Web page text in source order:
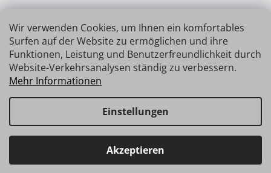
Wir verwenden Cookies, um Ihnen ein komfortables
Surfen auf der Website zu ermöglichen und ihre
Funktionen, Leistung und Benutzerfreundlichkeit durch
Website-Verkehrsanalysen ständig zu verbessern.
Mehr Informationen
Einstellungen
Akzeptieren
Haben Sie Fragen? Wir stehen Ihnen gerne zur Verfügung →
schnelle Verbindung: info@insz.at
Erstellt von Shoptet
Copyright 2026INSIZE | MESSTECHNIK. Alle Rechte
vorbehalten.